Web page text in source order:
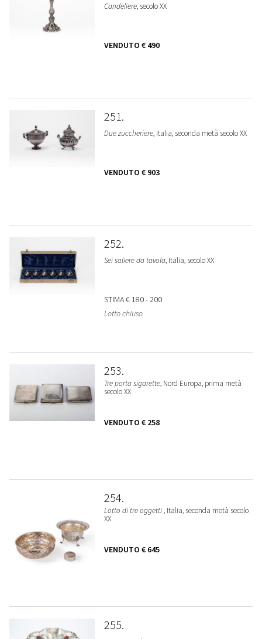
Candeliere, secolo XX
VENDUTO € 490
251
Due zuccheriere, Italia, seconda metà secolo XX
VENDUTO € 903
252
Sei saliere da tavola, Italia, secolo XX
STIMA€ 180 - 200
Lotto chiuso
253
Tre porta sigarette, Nord Europa, prima metà
secolo XX
VENDUTO € 258
254
Lotto di tre oggetti, Italia, seconda metà secolo
XX
VENDUTO € 645
255